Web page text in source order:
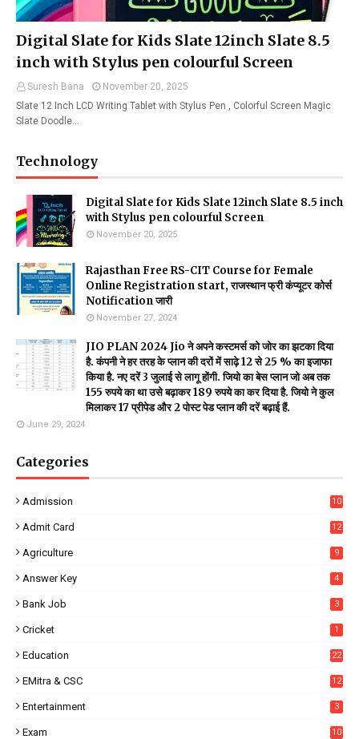
Digital Slate for Kids Slate 12inch Slate 8.5
inch with Stylus pen colourful Screen
Suresh Bana
November 20, 2025
Slate 12 Inch LCD Writing Tablet with Stylus Pen , Colorful Screen Magic
Slate Doodle…
Technology
Digital Slate for Kids Slate 12inch Slate 8.5 inch
with Stylus pen colourful Screen
November 20, 2025
Rajasthan Free RS-CIT Course for Female
Online Registration start, राजस्थान फ्री कंप्यूटर कोर्स
Notification जारी
November 27, 2024
JIO PLAN 2024 Jio ने अपने कस्टमर्स को जोर का झटका दिया
है. कंपनी ने हर तरह के प्लान की दरों में साढ़े 12 से 25 % का इजाफा
किया है. नए दरें 3 जुलाई से लागू होंगी. जियो का बेस प्लान जो अब तक
155 रुपये का था उसे बढ़ाकर 189 रुपये का कर दिया है. जियो ने कुल
मिलाकर 17 प्रीपेड और 2 पोस्ट पेड प्लान की दरें बढ़ाई हैं.
June 29, 2024
Categories
Admission 10
Admit Card 12
Agriculture 9
Answer Key 4
Bank Job 3
Cricket 1
Education 22
EMitra & CSC 12
Entertainment 3
Exam 10